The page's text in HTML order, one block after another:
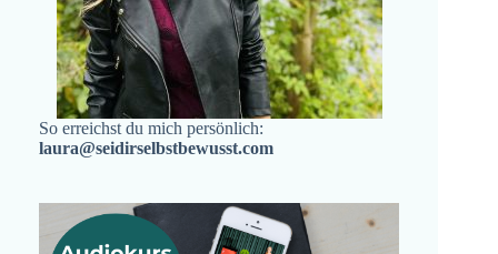
So erreichst du mich persönlich:
laura@seidirselbstbewusst.com